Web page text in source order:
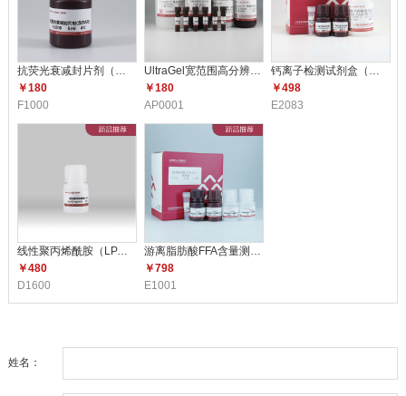
抗荧光衰减封片剂（含DAPI）F10
￥180
F1000
UltraGel宽范围高分辨配胶试剂
￥180
AP0001
钙离子检测试剂盒（比色法） E2
￥498
E2083
线性聚丙烯酰胺（LPA）（5mg/m
￥480
D1600
游离脂肪酸FFA含量测定试剂盒 E1
￥798
E1001
姓名：